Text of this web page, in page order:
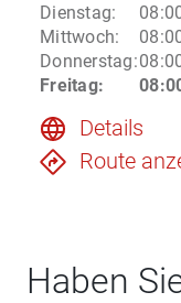
Dienstag:
Mittwoch:
Donnerstag:
Freitag:
Details
Route
Haben